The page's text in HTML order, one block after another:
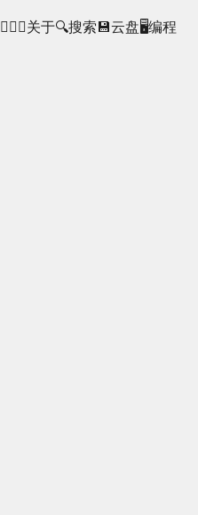
🙋🏻‍♂️关于🔍搜索💾云盘🖥️编程